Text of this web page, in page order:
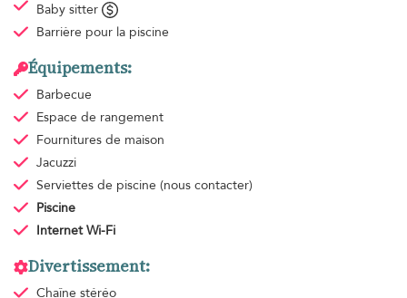
Baby sitter
Barrière pour la piscine
Équipements:
Barbecue
Espace de rangement
Fournitures de maison
Jacuzzi
Serviettes de piscine (nous contacter)
Piscine
Internet Wi-Fi
Divertissement:
Chaîne stéréo